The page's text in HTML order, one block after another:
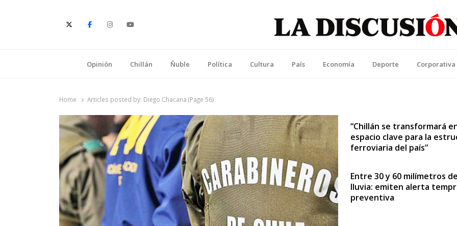
Opinión
Chillán Ñuble Política Cultura País Economía Deporte Corporativa
Home Articles posted by: Diego Chacana (Page 56)
“Chillán se transformará
espacio clave para la
ferroviaria del país”
Entre 30 y 60 milímetros
lluvia: emiten alerta
preventiva